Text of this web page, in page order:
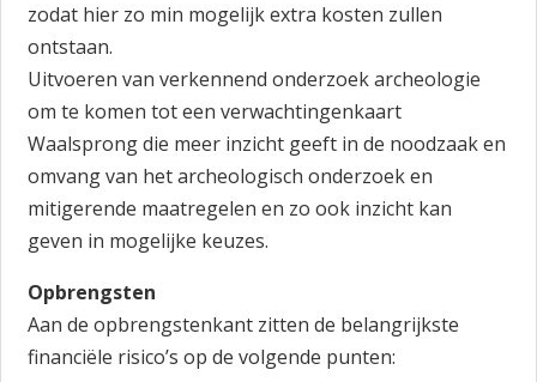
zodat hier zo min mogelijk extra kosten zullen
ontstaan.
Uitvoeren van verkennend onderzoek archeologie
om te komen tot een verwachtingenkaart
Waalsprong die meer inzicht geeft in de noodzaak en
omvang van het archeologisch onderzoek en
mitigerende maatregelen en zo ook inzicht kan
geven in mogelijke keuzes.
Opbrengsten
Aan de opbrengstenkant zitten de belangrijkste
financiële risico’s op de volgende punten: